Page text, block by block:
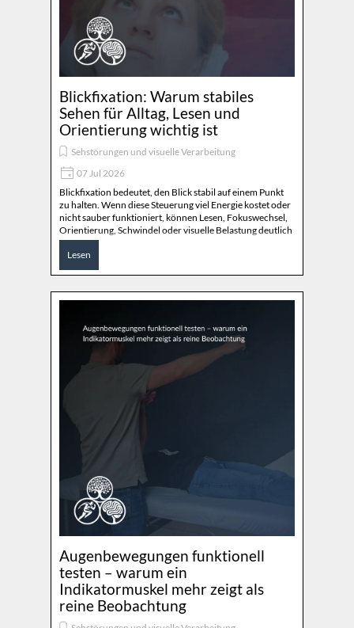
Blickfixation: Warum stabiles
Sehen für Alltag, Lesen und
Orientierung wichtig ist
Sehstörungen und visuelle Verarbeitung
07 Jul 2026
Blickfixation bedeutet, den Blick stabil auf einem Punkt
zu halten. Wenn diese Steuerung viel Energie kostet oder
nicht sauber funktioniert, können Lesen, Fokuswechsel,
Orientierung, Schwindel oder visuelle Belastung deutlich
anstrengender werden.
Lesen
Augenbewegungen funktionell
testen – warum ein
Indikatormuskel mehr zeigt als
reine Beobachtung